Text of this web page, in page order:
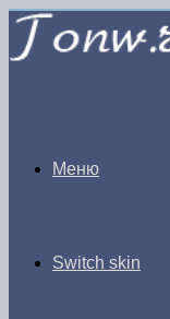
Меню
Switch skin